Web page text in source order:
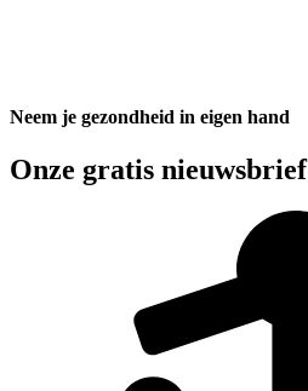
Neem je gezondheid in eigen hand
Onze gratis nieuwsbrief